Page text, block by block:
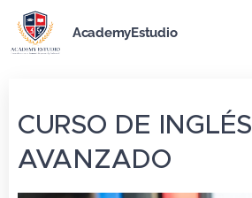
AcademyEstudio
CURSO DE INGLÉS
AVANZADO